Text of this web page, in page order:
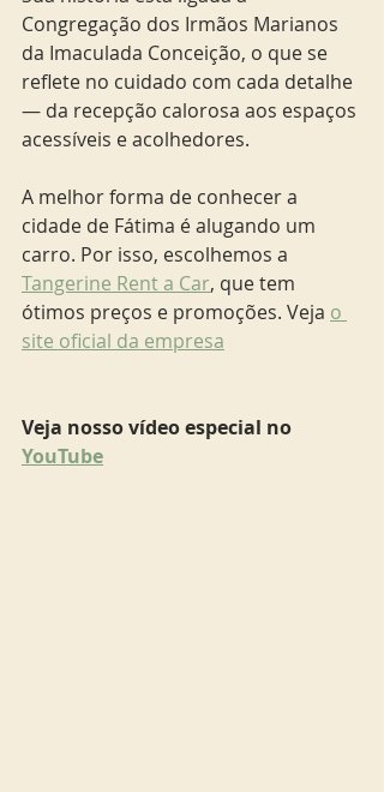
Congregação dos Irmãos Marianos
da Imaculada Conceição, o que se
reflete no cuidado com cada detalhe
— da recepção calorosa aos espaços
acessíveis e acolhedores.
A melhor forma de conhecer a
cidade de Fátima é alugando um
carro. Por isso, escolhemos a
Tangerine Rent a Car, que tem
ótimos preços e promoções. Veja o
site oficial da empresa
Veja nosso vídeo especial no
YouTube